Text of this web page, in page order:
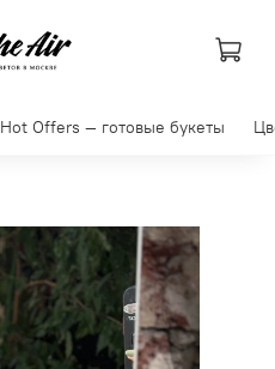
Hot Offers — готовые букеты